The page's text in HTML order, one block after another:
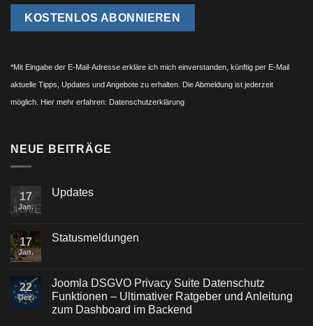
*Mit Eingabe der E-Mail-Adresse erkläre ich mich einverstanden, künftig per E-Mail
aktuelle Tipps, Updates und Angebote zu erhalten. Die Abmeldung ist jederzeit
möglich. Hier mehr erfahren: Datenschutzerklärung
NEUE BEITRÄGE
17
Jan.
Updates
17
Jan.
Statusmeldungen
22
Dez.
Joomla DSGVO Privacy Suite Datenschutz
Funktionen – Ultimativer Ratgeber und Anleitung
zum Dashboard im Backend